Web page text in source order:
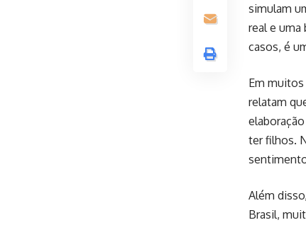
simulam
real e uma
casos, é
Em
relatam
ter filhos.
Além
Brasil,